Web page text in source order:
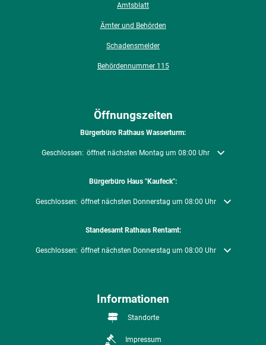
Amtsblatt
Ämter und Behörden
Schadensmelder
Behördennummer 115
Öffnungszeiten
Bürgerbüro Rathaus Wasserturm:
Klicken, um weitere Öffnungs- oder Schließzeiten auszublenden
Geschlossen: öffnet nächsten Montag um 08:00 Uhr
Bürgerbüro Haus "Kaufeck":
Klicken, um weitere Öffnungs- oder Schließzeiten auszublenden
Geschlossen: öffnet nächsten Donnerstag um 08:00 Uhr
Standesamt Rathaus Rentamt:
Klicken, um weitere Öffnungs- oder Schließzeiten auszublenden
Geschlossen: öffnet nächsten Donnerstag um 08:00 Uhr
Informationen
Standorte
Impressum